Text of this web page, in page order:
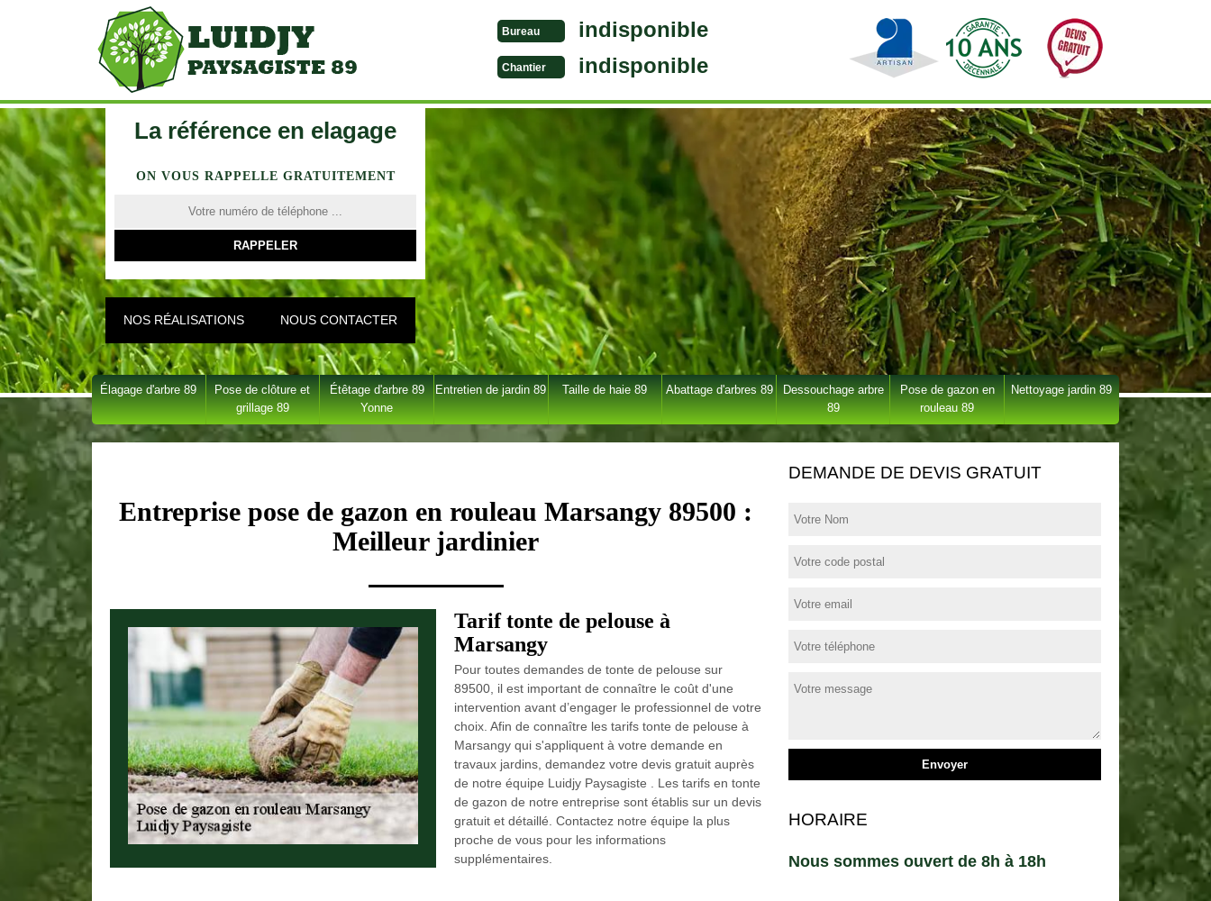
Bureau indisponible
Chantier indisponible
La référence en elagage
ON VOUS RAPPELLE GRATUITEMENT
NOS RÉALISATIONS NOUS CONTACTER
Élagage d'arbre 89
Pose de clôture et
grillage 89
Étêtage d'arbre 89
Yonne
Entretien de jardin 89 Taille de haie 89 Abattage d'arbres 89
Dessouchage arbre
89
Pose de gazon en
rouleau 89
Nettoyage jardin 89
Entreprise pose de gazon en rouleau Marsangy 89500 :
Meilleur jardinier
Tarif tonte de pelouse à
Marsangy
Pour toutes demandes de tonte de pelouse sur
89500, il est important de connaître le coût d'une
intervention avant d’engager le professionnel de votre
choix. Afin de connaître les tarifs tonte de pelouse à
Marsangy qui s'appliquent à votre demande en
travaux jardins, demandez votre devis gratuit auprès
de notre équipe Luidjy Paysagiste . Les tarifs en tonte
de gazon de notre entreprise sont établis sur un devis
gratuit et détaillé. Contactez notre équipe la plus
proche de vous pour les informations
supplémentaires.
DEMANDE DE DEVIS GRATUIT
HORAIRE
Nous sommes ouvert de 8h à 18h